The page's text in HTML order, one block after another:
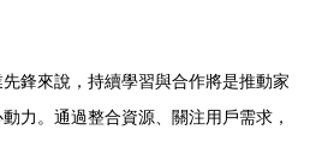
鋒來說，持續學習與合作將是推動家
力。通過整合資源、關注用戶需求，